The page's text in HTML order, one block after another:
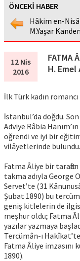
ÖNCEKİ HABER
Hâkim en-
M.Yaşar
12 Nis
2016
FATMA
H. Emel
İlk Türk kadın romancı
İstanbul’da doğdu.
Adviye Râbia
öğrendi ve iyi bir
vilâyetlerinde bulundu.
Fatma Âliye bir
takma adıyla George
Servet’te (31
Şubat 1890) bu
geniş kitlelerin de
meşhur oldu; Fatma
yazılar yazmaya
Tercümân-ı
Fatma Âliye imzasını
1890).